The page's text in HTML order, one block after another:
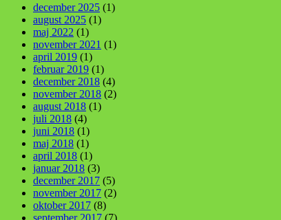
december 2025 (1)
august 2025 (1)
maj 2022 (1)
november 2021 (1)
april 2019 (1)
februar 2019 (1)
december 2018 (4)
november 2018 (2)
august 2018 (1)
juli 2018 (4)
juni 2018 (1)
maj 2018 (1)
april 2018 (1)
januar 2018 (3)
december 2017 (5)
november 2017 (2)
oktober 2017 (8)
september 2017 (7)